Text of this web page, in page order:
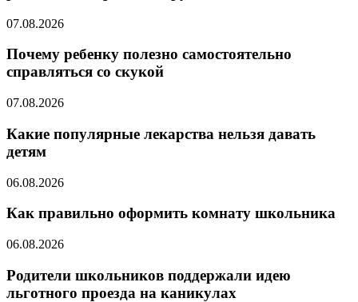
07.08.2026
Почему ребенку полезно самостоятельно
справляться со скукой
07.08.2026
Какие популярные лекарства нельзя давать
детям
06.08.2026
Как правильно оформить комнату школьника
06.08.2026
Родители школьников поддержали идею
льготного проезда на каникулах